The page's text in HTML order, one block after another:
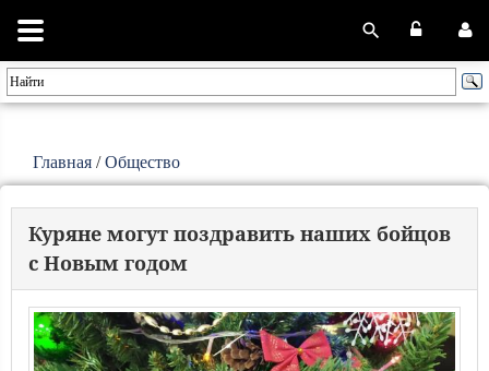
Главная /Общество
Куряне могут поздравить наших бойцов
с Новым годом